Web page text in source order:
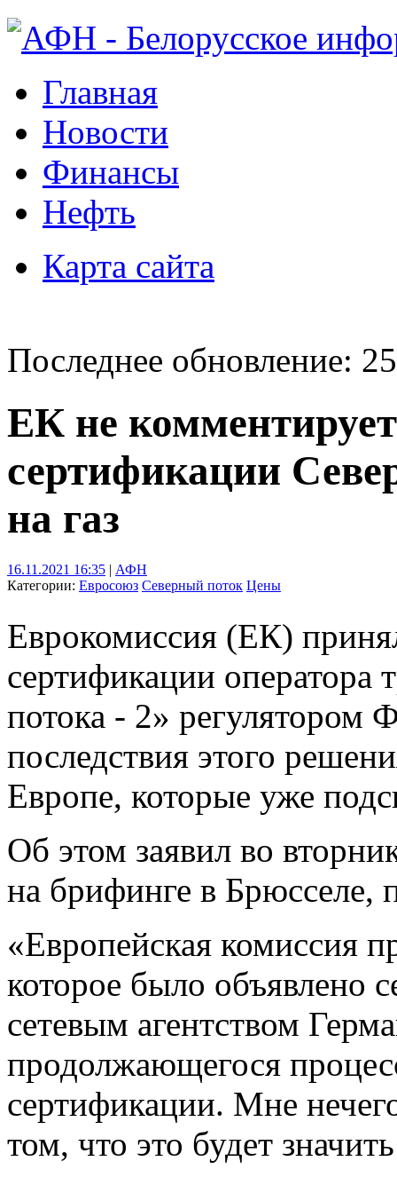
Главная
Новости
Финансы
Нефть
Карта сайта
Последнее обновление:
ЕК не
сертификации
на газ
16.11.2021 16:35 | АФН
Категории: Евросоюз Северный поток Цены
Еврокомиссия (ЕК)
сертификации оператора
потока - 2» регулятором
последствия этого
Европе, которые уже
Об этом заявил во
на брифинге в Брюсселе,
«Европейская комиссия
которое было объявлено
сетевым агентством
продолжающегося
сертификации. Мне
том, что это будет